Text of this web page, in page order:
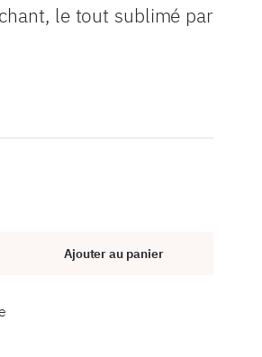
le tout sublimé par
Ajouter au panier